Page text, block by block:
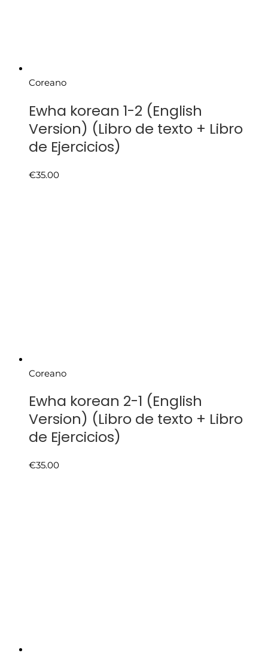
Coreano
Ewha korean 1-2 (English
Version) (Libro de texto + Libro
de Ejercicios)
€35.00
Coreano
Ewha korean 2-1 (English
Version) (Libro de texto + Libro
de Ejercicios)
€35.00